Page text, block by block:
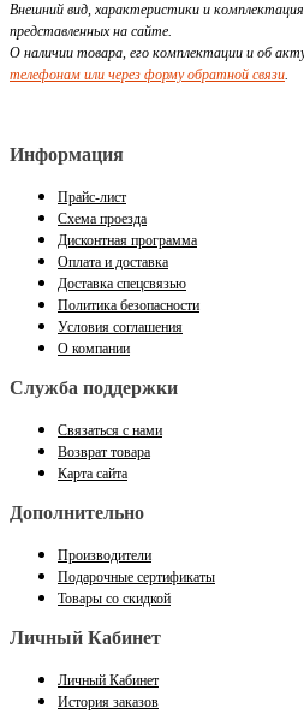
Внешний вид, характеристики и
представленных на сайте.
О наличии товара, его комплектации и об
телефонам или через форму обратной связи.
Информация
Прайс-лист
Схема проезда
Дисконтная программа
Оплата и доставка
Доставка спецсвязью
Политика безопасности
Условия соглашения
О компании
Служба поддержки
Связаться с нами
Возврат товара
Карта сайта
Дополнительно
Производители
Подарочные сертификаты
Товары со скидкой
Личный Кабинет
Личный Кабинет
История заказов